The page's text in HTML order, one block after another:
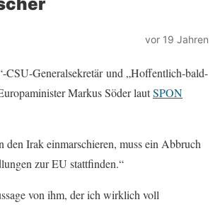
vor 19 Jahren
CSU-Generalsekretär und „Hoffentlich-bald-
Markus Söder lautSPON
den Irak einmarschieren, muss ein Abbruch
zur EU stattfinden.“
von ihm, der ich wirklich voll